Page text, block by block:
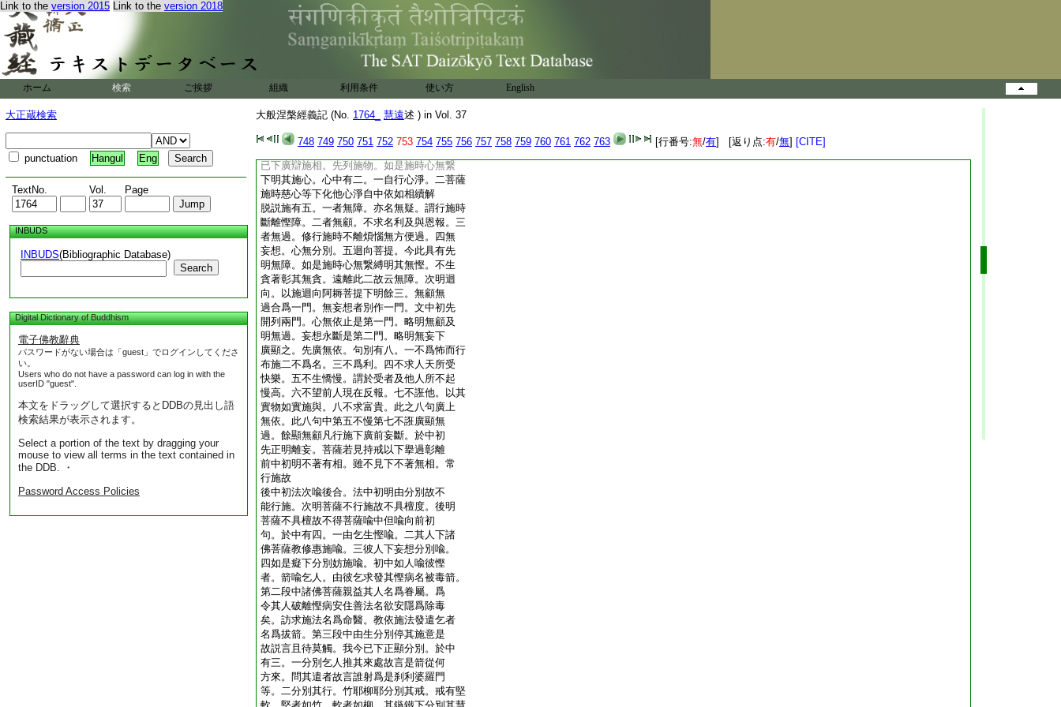
Link to the version 2015 Link to the version 2018
ホーム 検索 ご挨拶 組織 利用条件 使い方 English
大正蔵検索
punctuation Hangul Eng
TextNo. Vol. Page
INBUDS
INBUDS(Bibliographic Database)
Search
Digital Dictionary of Buddhism
電子佛教辭典
パスワードがない場合は「guest」でログインしてくださ
い。
Users who do not have a password can log in with the
userID "guest".
本文をドラッグして選択するとDDBの見出し語
検索結果が表示されます。
Select a portion of the text by dragging your
mouse to view all terms in the text contained in
the DDB. ・
Password Access Policies
大般涅槃經義記 (No. 1764_ 慧遠述 ) in Vol. 37
748 749 750 751 752 753 754 755 756 757 758 759 760 761 762 763 [行番号:無/有] [返り点:有/無] [CITE]
除煩惱總明實治。夫修慈下別明實治
第三段中四無量心能爲一切諸善根本總明
慈等能生實行。下別顯之。別中且就一慈以
論。餘類可知。於中先明出生大乘不共善法。
聲聞縁覺菩薩諸佛慈爲本下出生三乘共行
善法。前不共中四無量心皆能出生。且論
慈行慈行實能生一切善。且説布施。若不見
貪無縁生慈若不生慈則不能施反明無慈不
能行施。以施因下順明有慈故能行施。此
言略少。若具應言由見貧窮故生慈心。由生
已下廣辯施相。先列施物。如是施時心無繋
下明其施心。心中有二。一自行心淨。二菩薩
施時慈心等下化他心淨自中依如相續解
脱説施有五。一者無障。亦名無疑。謂行施時
斷離慳障。二者無顧。不求名利及與恩報。三
者無過。修行施時不離煩惱無方便過。四無
妄想。心無分別。五迴向菩提。今此具有先
明無障。如是施時心無繋縛明其無慳。不生
貪著彰其無貪。遠離此二故云無障。次明迴
向。以施迴向阿耨菩提下明餘三。無顧無
過合爲一門。無妄想者別作一門。文中初先
開列兩門。心無依止是第一門。略明無顧及
明無過。妄想永斷是第二門。略明無妄下
廣顯之。先廣無依。句別有八。一不爲怖而行
布施二不爲名。三不爲利。四不求人天所受
快樂。五不生憍慢。謂於受者及他人所不起
慢高。六不望前人現在反報。七不誑他。以其
實物如實施與。八不求富貴。此之八句廣上
無依。此八句中第五不慢第七不誑廣顯無
過。餘顯無顧凡行施下廣前妄斷。於中初
先正明離妄。菩薩若見持戒以下擧過彰離
前中初明不著有相。雖不見下不著無相。常
行施故
後中初法次喩後合。法中初明由分別故不
能行施。次明菩薩不行施故不具檀度。後明
菩薩不具檀故不得菩薩喩中但喩向前初
句。於中有四。一由乞生慳喩。二其人下諸
佛菩薩教修惠施喩。三彼人下妄想分別喩。
四如是癡下分別妨施喩。初中如人喩彼慳
者。箭喩乞人。由彼乞求發其慳病名被毒箭。
第二段中諸佛菩薩親益其人名爲眷屬。爲
令其人破離慳病安住善法名欲安隱爲除毒
矣。訪求施法名爲命醫。教依施法發遣乞者
名爲拔箭。第三段中由生分別停其施意是
故説言且待莫觸。我今已下正顯分別。於中
有三。一分別乞人推其來處故言是箭從何
方來。問其遣者故言誰射爲是刹利婆羅門
等。二分別其行。竹耶柳耶分別其戒。戒有堅